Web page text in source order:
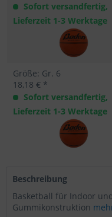
Sofort versandfertig,
Lieferzeit 1-3 Werktage
Größe: Gr. 6
18,18 € *
Sofort versandfertig,
Lieferzeit 1-3 Werktage
Beschreibung
Basketball für Indoor
Gummikonstruktion